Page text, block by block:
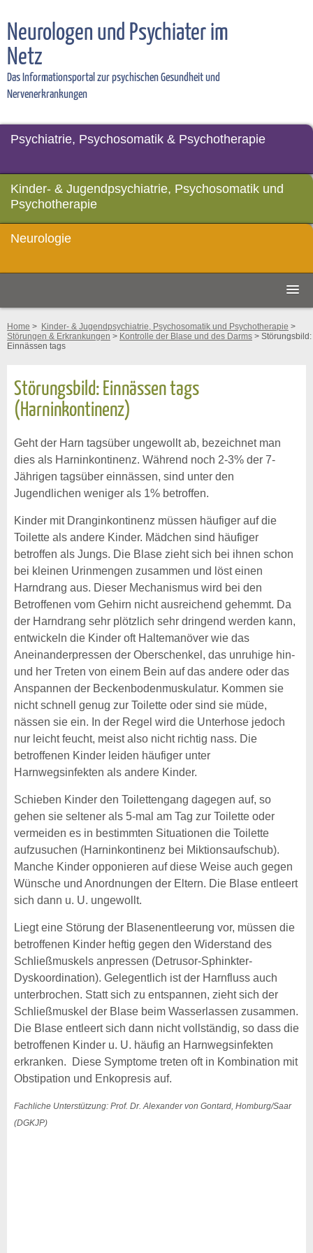
Neurologen und Psychiater im
Netz
Das Informationsportal zur psychischen Gesundheit und
Nervenerkrankungen
Psychiatrie, Psychosomatik & Psychotherapie
Kinder- & Jugendpsychiatrie, Psychosomatik und
Psychotherapie
Neurologie
Home > Kinder- & Jugendpsychiatrie, Psychosomatik und Psychotherapie >
Störungen & Erkrankungen > Kontrolle der Blase und des Darms > Störungsbild:
Einnässen tags
Störungsbild: Einnässen tags
(Harninkontinenz)
Geht der Harn tagsüber ungewollt ab, bezeichnet man
dies als Harninkontinenz. Während noch 2-3% der 7-
Jährigen tagsüber einnässen, sind unter den
Jugendlichen weniger als 1% betroffen.
Kinder mit Dranginkontinenz müssen häufiger auf die
Toilette als andere Kinder. Mädchen sind häufiger
betroffen als Jungs. Die Blase zieht sich bei ihnen schon
bei kleinen Urinmengen zusammen und löst einen
Harndrang aus. Dieser Mechanismus wird bei den
Betroffenen vom Gehirn nicht ausreichend gehemmt. Da
der Harndrang sehr plötzlich sehr dringend werden kann,
entwickeln die Kinder oft Haltemanöver wie das
Aneinanderpressen der Oberschenkel, das unruhige hin-
und her Treten von einem Bein auf das andere oder das
Anspannen der Beckenbodenmuskulatur. Kommen sie
nicht schnell genug zur Toilette oder sind sie müde,
nässen sie ein. In der Regel wird die Unterhose jedoch
nur leicht feucht, meist also nicht richtig nass. Die
betroffenen Kinder leiden häufiger unter
Harnwegsinfekten als andere Kinder.
Schieben Kinder den Toilettengang dagegen auf, so
gehen sie seltener als 5-mal am Tag zur Toilette oder
vermeiden es in bestimmten Situationen die Toilette
aufzusuchen (Harninkontinenz bei Miktionsaufschub).
Manche Kinder opponieren auf diese Weise auch gegen
Wünsche und Anordnungen der Eltern. Die Blase entleert
sich dann u. U. ungewollt.
Liegt eine Störung der Blasenentleerung vor, müssen die
betroffenen Kinder heftig gegen den Widerstand des
Schließmuskels anpressen (Detrusor-Sphinkter-
Dyskoordination). Gelegentlich ist der Harnfluss auch
unterbrochen. Statt sich zu entspannen, zieht sich der
Schließmuskel der Blase beim Wasserlassen zusammen.
Die Blase entleert sich dann nicht vollständig, so dass die
betroffenen Kinder u. U. häufig an Harnwegsinfekten
erkranken. Diese Symptome treten oft in Kombination mit
Obstipation und Enkopresis auf.
Fachliche Unterstützung: Prof. Dr. Alexander von Gontard, Homburg/Saar
(DGKJP)